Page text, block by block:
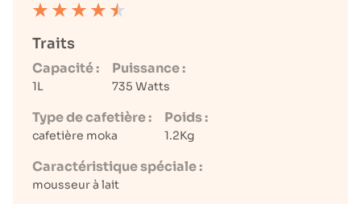
Traits
Capacité :
1L
Puissance :
735 Watts
Type de cafetière :
cafetière moka
Poids :
1.2Kg
Caractéristique spéciale :
mousseur à lait